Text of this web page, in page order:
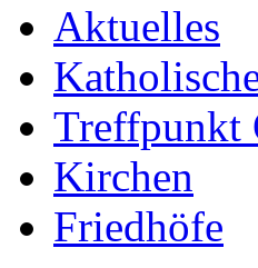
Aktuelles
Treffpunkt
Kirchen
Friedhöfe